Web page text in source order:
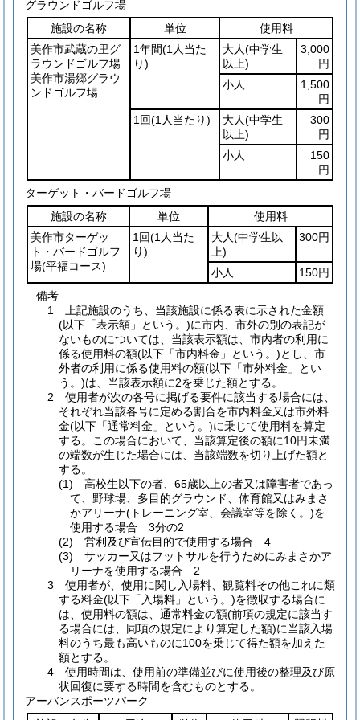
グラウンドゴルフ場
施設の名称
単位
使用料
美作市武蔵の里グ
ラウンドゴルフ場
美作市湯郷グラウ
ンドゴルフ場
1年間(1人当た
り)
大人(中学生
以上)
3,000
円
小人
1,500
円
1回(1人当たり) 大人(中学生
以上)
300
円
小人
150
円
ターゲット・バードゴルフ場
施設の名称
単位
使用料
美作市ターゲッ
ト・バードゴルフ
場(平福コース)
1回(1人当た
り)
大人(中学生以
上)
300円
小人
150円
備考
1 上記施設のうち、当該施設に係る表に示された金額
(以下「表示額」という。)に市内、市外の別の表記が
ないものについては、当該表示額は、市内者の利用に
係る使用料の額(以下「市内料金」という。)とし、市
外者の利用に係る使用料の額(以下「市外料金」とい
う。)は、当該表示額に2を乗じた額とする。
2 使用者が次の各号に掲げる要件に該当する場合には、
それぞれ当該各号に定める割合を市内料金又は市外料
金(以下「通常料金」という。)に乗じて使用料を算定
する。この場合において、当該算定後の額に10円未満
の端数が生じた場合には、当該端数を切り上げた額と
する。
(1) 高校生以下の者、65歳以上の者又は障害者であっ
て、野球場、多目的グラウンド、体育館又はみまさ
かアリーナ(トレーニング室、会議室等を除く。)を
使用する場合 3分の2
(2) 営利及び宣伝目的で使用する場合 4
(3) サッカー又はフットサルを行うためにみまさかア
リーナを使用する場合 2
3 使用者が、使用に関し入場料、観覧料その他これに類
する料金(以下「入場料」という。)を徴収する場合に
は、使用料の額は、通常料金の額(前項の規定に該当す
る場合には、同項の規定により算定した額)に当該入場
料のうち最も高いものに100を乗じて得た額を加えた
額とする。
4 使用時間は、使用前の準備並びに使用後の整理及び原
状回復に要する時間を含むものとする。
アーバンスポーツパーク